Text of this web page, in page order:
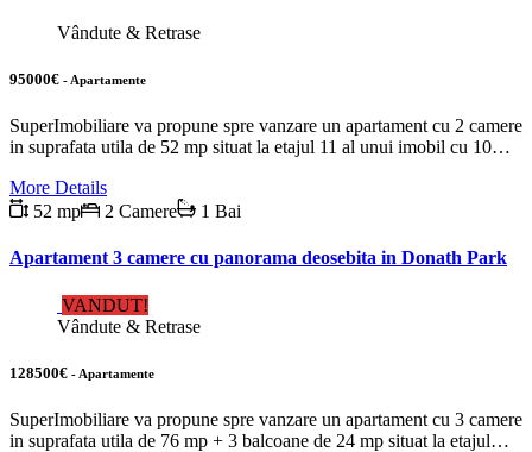
Vândute & Retrase
95000€ - Apartamente
SuperImobiliare va propune spre vanzare un apartament cu 2 camere
in suprafata utila de 52 mp situat la etajul 11 al unui imobil cu 10…
More Details
52 mp
2 Camere 1 Bai
Apartament 3 camere cu panorama deosebita in Donath Park
VANDUT!
Vândute & Retrase
128500€ - Apartamente
SuperImobiliare va propune spre vanzare un apartament cu 3 camere
in suprafata utila de 76 mp + 3 balcoane de 24 mp situat la etajul…